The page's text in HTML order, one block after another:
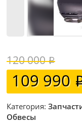
120 000
109 990
Категория:
Обвесы